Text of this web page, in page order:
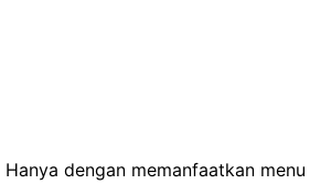
Hanya dengan memanfaatkan menu